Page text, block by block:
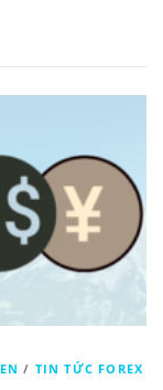
/ TIN TỨC FOREX